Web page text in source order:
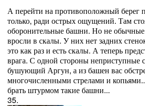
А перейти на противоположный берег
только, ради острых ощущений. Там
оборонительные башни. Но не
вросли в скалы. У них нет задних
это как раз и есть скалы. А теперь
врага. С одной стороны неприступные
бушующий Аргун, а из башен вас
многочисленными стрелами и
брать штурмом такие башни...
35.